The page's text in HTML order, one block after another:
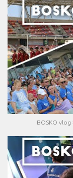
BOSKO